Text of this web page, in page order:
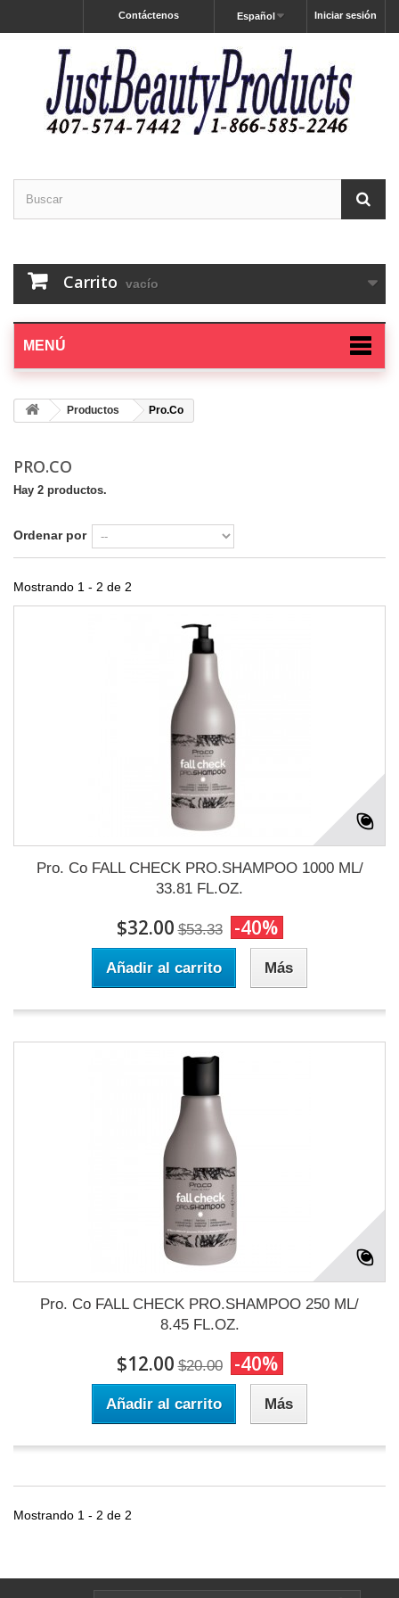
Iniciar sesión
Español
Contáctenos
Carrito vacío
MENÚ
Productos Pro.Co
PRO.CO
Hay 2 productos.
Ordenar por
Mostrando 1 - 2 de 2
Pro. Co FALL CHECK PRO.SHAMPOO 1000 ML/
33.81 FL.OZ.
$32.00 $53.33 -40%
Añadir al carrito Más
Pro. Co FALL CHECK PRO.SHAMPOO 250 ML/
8.45 FL.OZ.
$12.00 $20.00 -40%
Añadir al carrito Más
Mostrando 1 - 2 de 2